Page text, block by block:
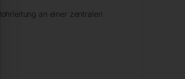
an einer zentralen